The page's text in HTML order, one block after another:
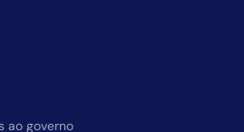
ao governo